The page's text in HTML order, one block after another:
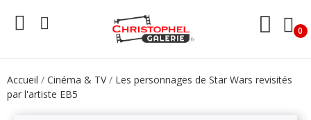
0
Accueil Cinéma & TV
Les personnages de Star Wars revisités
par l'artiste EB5